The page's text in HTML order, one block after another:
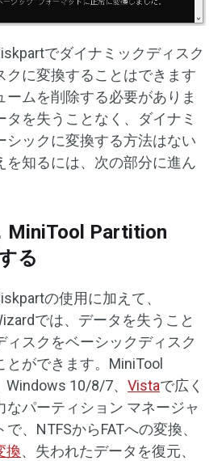
でダイナミックディスク
クに変換することはできます
ームを削除する必要がありま
を失うことなく、ダイナミ
シックに変換する方法はない
を知るには、次の部分に進ん
MiniTool Partition
る
の使用に加えて、
では、データを失うこと
ィスクをベーシックディスク
とができます。MiniTool
10/8/7、 Vistaで広く
なパーティション マネージャ
、NTFSからFATへの変換、
換、失われたデータを復元、